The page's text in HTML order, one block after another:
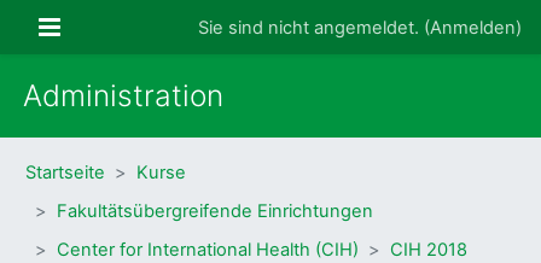
Website-ÜbersichtSie sind nicht angemeldet. (Anmelden)
Administration
Startseite
Kurse
Fakultätsübergreifende Einrichtungen
Center for International Health (CIH)
CIH 2018